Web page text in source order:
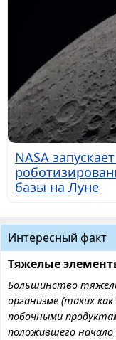
NASA
базы на Луне
Интересный факт
Тяжелые
Большинство
организме (таких
побочными
положившего